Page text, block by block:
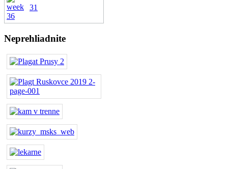
31
Neprehliadnite